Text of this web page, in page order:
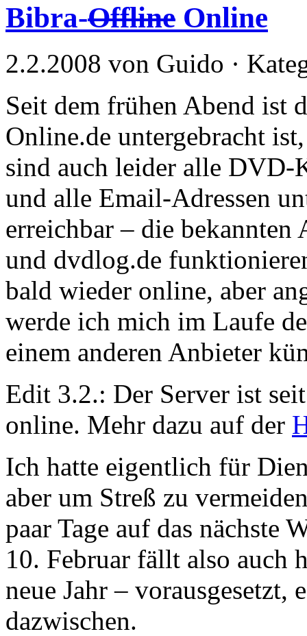
Bibra-Offline Online
2.2.2008 von Guido ·
Seit dem frühen Abend ist
Online.de untergebracht
sind auch leider alle
und alle Email-Adressen
erreichbar – die bekannten
und dvdlog.de
bald wieder online, aber
werde ich mich im Laufe
einem anderen Anbieter
Edit 3.2.: Der Server ist
online. Mehr dazu auf der
Ich hatte eigentlich für
aber um Streß zu
paar Tage auf das nächste
10. Februar fällt also auch
neue Jahr – vorausgesetzt,
dazwischen.